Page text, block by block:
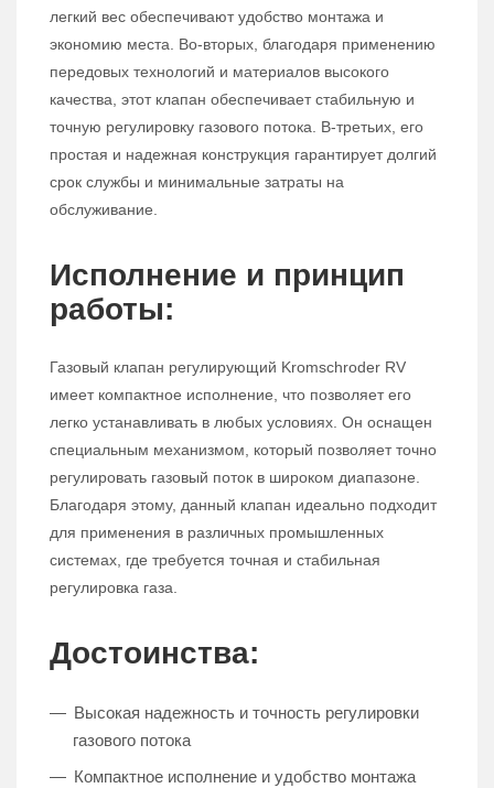
легкий вес обеспечивают удобство монтажа и
экономию места. Во-вторых, благодаря применению
передовых технологий и материалов высокого
качества, этот клапан обеспечивает стабильную и
точную регулировку газового потока. В-третьих, его
простая и надежная конструкция гарантирует долгий
срок службы и минимальные затраты на
обслуживание.
Исполнение и принцип
работы:
Газовый клапан регулирующий Kromschroder RV
имеет компактное исполнение, что позволяет его
легко устанавливать в любых условиях. Он оснащен
специальным механизмом, который позволяет точно
регулировать газовый поток в широком диапазоне.
Благодаря этому, данный клапан идеально подходит
для применения в различных промышленных
системах, где требуется точная и стабильная
регулировка газа.
Достоинства:
Высокая надежность и точность регулировки
газового потока
Компактное исполнение и удобство монтажа